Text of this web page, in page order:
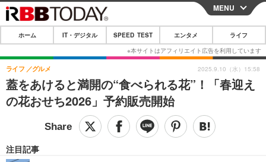
CLOSE
ホーム
IT・デジタル
IT・デジタルTOP スマートフォン
ショッピング その他
SPEED TEST
エンタメTOP 映画・ドラマ
MENU
ホーム IT・デジタル SPEED TEST エンタメ ライフ
蓋をあけると満開の“食べられる花”！「春迎え
の花おせち2026」予約販売開始
ライフ グルメ
注目記事
2025.9.10（水）15:58